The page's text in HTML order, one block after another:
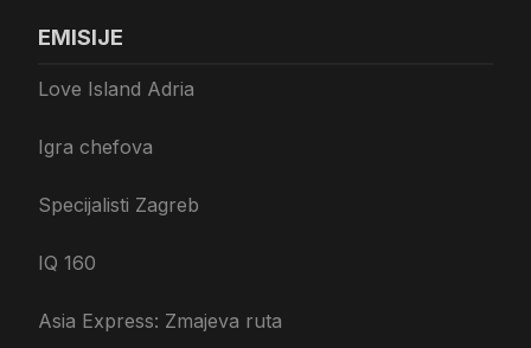
EMISIJE
Love Island Adria
Igra chefova
Specijalisti Zagreb
IQ 160
Asia Express: Zmajeva ruta